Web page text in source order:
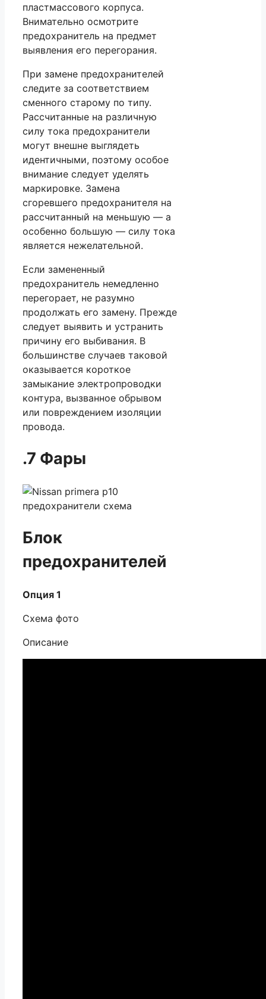
пластмассового корпуса.
Внимательно осмотрите
предохранитель на предмет
выявления его перегорания.
При замене предохранителей
следите за соответствием
сменного старому по типу.
Рассчитанные на различную
силу тока предохранители
могут внешне выглядеть
идентичными, поэтому особое
внимание следует уделять
маркировке. Замена
сгоревшего предохранителя на
рассчитанный на меньшую — а
особенно большую — силу тока
является нежелательной.
Если замененный
предохранитель немедленно
перегорает, не разумно
продолжать его замену. Прежде
следует выявить и устранить
причину его выбивания. В
большинстве случаев таковой
оказывается короткое
замыкание электропроводки
контура, вызванное обрывом
или повреждением изоляции
провода.
.7 Фары
Блок
предохранителей
Опция 1
Схема фото
Описание